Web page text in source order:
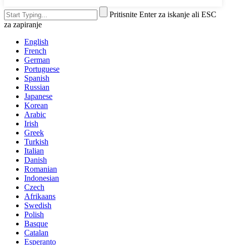
Pritisnite Enter za iskanje ali ESC
za zapiranje
English
French
German
Portuguese
Spanish
Russian
Japanese
Korean
Arabic
Irish
Greek
Turkish
Italian
Danish
Romanian
Indonesian
Czech
Afrikaans
Swedish
Polish
Basque
Catalan
Esperanto